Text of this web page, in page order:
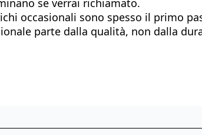
se verrai richiamato.
occasionali sono spesso il primo
parte dalla qualità, non dalla